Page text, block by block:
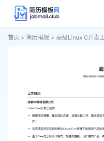
首页 > 简历模板 > 高级Linux C开发